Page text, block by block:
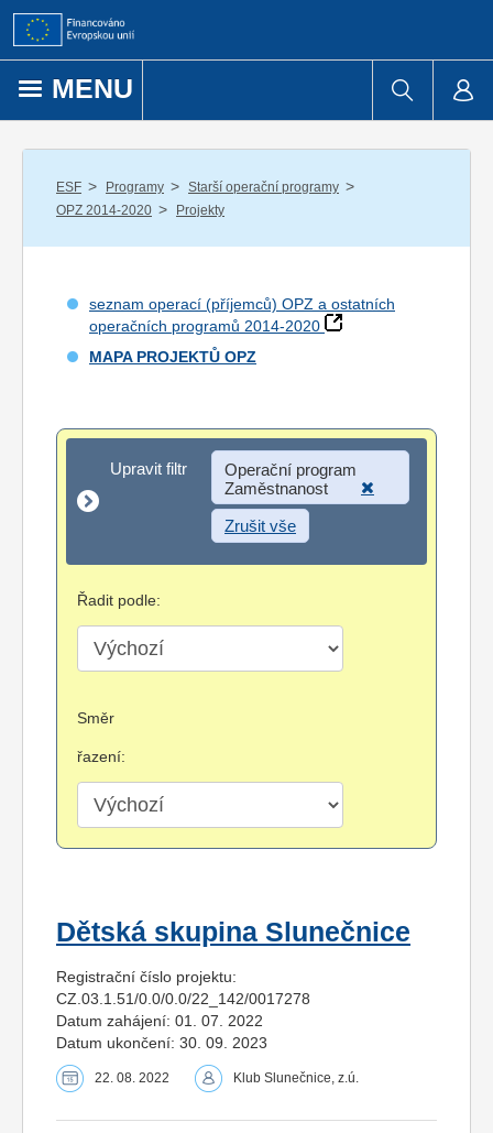
Přejít k obsahu
MENU
ESF / Programy / Starší operační programy /
OPZ 2014-2020 / Projekty
seznam operací (příjemců) OPZ a ostatních
operačních programů 2014-2020
MAPA PROJEKTŮ OPZ
Upravit filtr
Upravit filtr
Operační program
Zaměstnanost
Zrušit vše
Řadit podle:
Směr
řazení:
Dětská skupina Slunečnice
Registrační číslo projektu:
CZ.03.1.51/0.0/0.0/22_142/0017278
Datum zahájení: 01. 07. 2022
Datum ukončení: 30. 09. 2023
22. 08. 2022 Klub Slunečnice, z.ú.